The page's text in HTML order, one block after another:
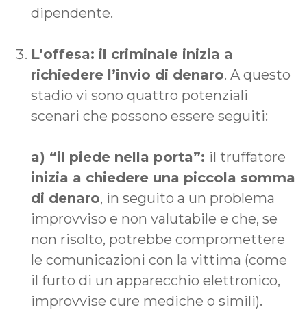
dipendente.
L’offesa: il criminale inizia a
richiedere l’invio di denaro. A questo
stadio vi sono quattro potenziali
scenari che possono essere seguiti:
a) “il piede nella porta”: il truffatore
inizia a chiedere una piccola somma
di denaro, in seguito a un problema
improvviso e non valutabile e che, se
non risolto, potrebbe compromettere
le comunicazioni con la vittima (come
il furto di un apparecchio elettronico,
improvvise cure mediche o simili).